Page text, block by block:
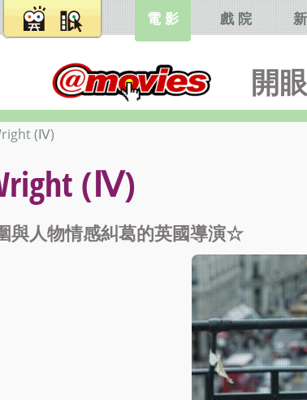
開
電 影 戲 院
(Ⅳ)
(Ⅳ)
與人物情感糾葛的英國導演☆